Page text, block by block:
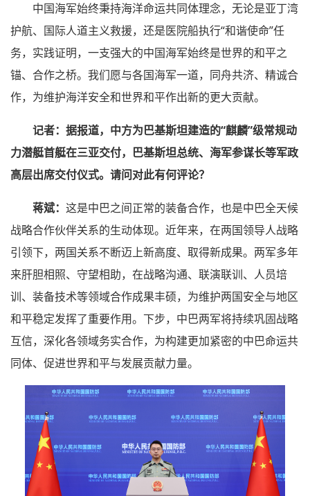
中国海军始终秉持海洋命运共同体理念，无论是亚丁湾
护航、国际人道主义救援，还是医院船执行“和谐使命”任
务，实践证明，一支强大的中国海军始终是世界的和平之
锚、合作之桥。我们愿与各国海军一道，同舟共济、精诚合
作，为维护海洋安全和世界和平作出新的更大贡献。
记者：据报道，中方为巴基斯坦建造的“麒麟”级常规动
力潜艇首艇在三亚交付，巴基斯坦总统、海军参谋长等军政
高层出席交付仪式。请问对此有何评论？
蒋斌： 这是中巴之间正常的装备合作，也是中巴全天候
战略合作伙伴关系的生动体现。近年来，在两国领导人战略
引领下，两国关系不断迈上新高度、取得新成果。两军多年
来肝胆相照、守望相助，在战略沟通、联演联训、人员培
训、装备技术等领域合作成果丰硕，为维护两国安全与地区
和平稳定发挥了重要作用。下步，中巴两军将持续巩固战略
互信，深化各领域务实合作，为构建更加紧密的中巴命运共
同体、促进世界和平与发展贡献力量。